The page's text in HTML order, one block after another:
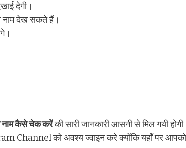
देगी।
नाम देख सकते हैं।
नाम कैसे चेक करेंकी सारी जानकारी आसनी से मिल गयी
को अवश्य ज्वाइन करे क्योंकि यहाँ पर आपको